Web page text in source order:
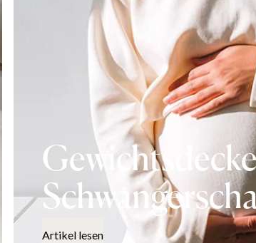
Artikel lesen